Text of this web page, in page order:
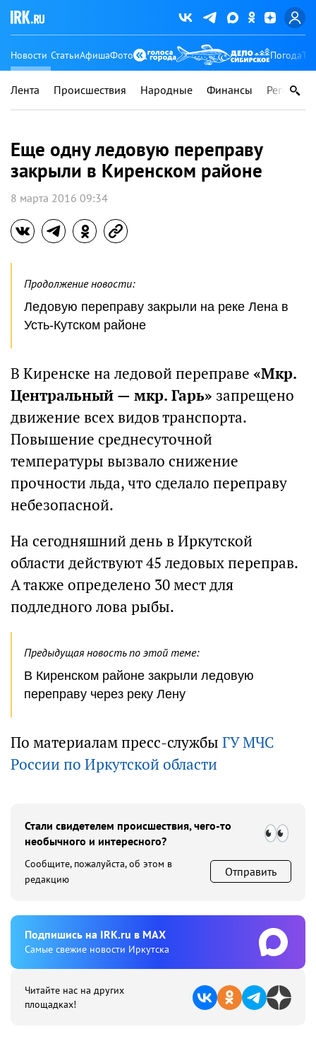
Новости СтатьиАфишаФото Погода
Лента Происшествия Народные Финансы Регионы
Еще одну ледовую переправу
закрыли в Киренском районе
8 марта 2016 09:34
Продолжение новости:
Ледовую переправу закрыли на реке Лена в
Усть-Кутcком районе
В Киренске на ледовой переправе «Мкр.
Центральный — мкр. Гарь» запрещено
движение всех видов транспорта.
Повышение среднесуточной
температуры вызвало снижение
прочности льда, что сделало переправу
небезопасной.
На сегодняшний день в Иркутской
области действуют 45 ледовых переправ.
А также определено 30 мест для
подледного лова рыбы.
Предыдущая новость по этой теме:
В Киренском районе закрыли ледовую
переправу через реку Лену
По материалам пресс-службы ГУ МЧС
России по Иркутской области
Стали свидетелем происшествия, чего-то
необычного и интересного?
Сообщите, пожалуйста, об этом в
редакцию
Отправить
Подпишиcь на IRK.ru в MAX
Cамые свежие новости Иркутска
Читайте нас на других
площадках!